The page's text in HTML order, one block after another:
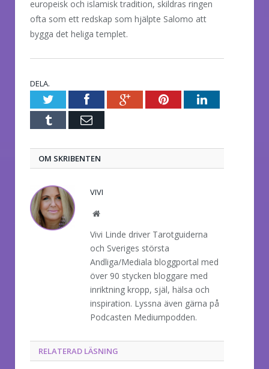
europeisk och islamisk tradition, skildras ringen
ofta som ett redskap som hjälpte Salomo att
bygga det heliga templet.
DELA.
TwitterFacebookGoogle+PinterestLinkedIn
Tumblr E-
OM SKRIBENTEN
VIVI
Website
Vivi Linde driver Tarotguiderna
och Sveriges största
Andliga/Mediala bloggportal med
över 90 stycken bloggare med
inriktning kropp, själ, hälsa och
inspiration. Lyssna även gärna på
Podcasten Mediumpodden.
RELATERAD LÄSNING